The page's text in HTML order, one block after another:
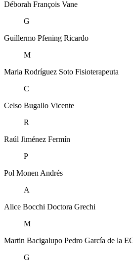
Déborah François Vane
G
Guillermo Pfening Ricardo
M
Maria Rodríguez Soto Fisioterapeuta
C
Celso Bugallo Vicente
R
Raúl Jiménez Fermín
P
Pol MonenAndrés
A
Alice Bocchi Doctora Grechi
M
Martin Bacigalupo Pedro García de la
G